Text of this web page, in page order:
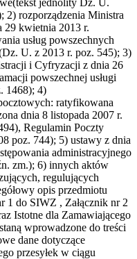
jednolity Dz. U.
2) rozporządzenia Ministra
kwietnia 2013 r.
usług powszechnych
U. z 2013 r. poz. 545); 3)
i Cyfryzacji z dnia 26
powszechnej usługi
1468); 4)
ratyfikowana
dnia 8 listopada 2007 r.
Regulamin Poczty
poz. 744); 5) ustawy z dnia
administracyjnego
zm.); 6) innych aktów
regulujących
opis przedmiotu
1 do SIWZ , Załącznik nr 2
Istotne dla Zamawiającego
wprowadzone do treści
dane dotyczące
przesyłek w ciągu